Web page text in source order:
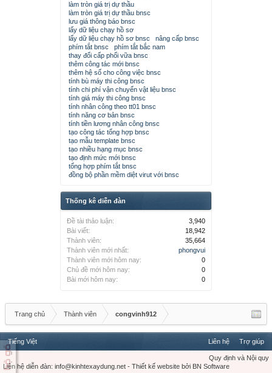
làm tròn giá trị dự thầu
làm tròn giá trị dự thầu bnsc
lưu giá thông báo bnsc
lấy dữ liệu chạy hồ sơ
lấy dữ liệu chạy hồ sơ bnsc
nâng cấp bnsc
phím tắt bnsc
phím tắt bắc nam
thay đổi cấp phối vữa bnsc
thêm công tác mới bnsc
thêm hệ số cho công việc bnsc
tính bù máy thi công bnsc
tính chi phí vận chuyển vật liệu bnsc
tính giá máy thi công bnsc
tính nhân công theo tt01 bnsc
tính năng cơ bản bnsc
tính tiền lương nhân công bnsc
tạo công tác tổng hợp bnsc
tạo mẫu template bnsc
tạo nhiều hạng mục bnsc
tạo định mức mới bnsc
tổng hợp phím tắt bnsc
đồng bộ phần mềm diệt virut với bnsc
Thống kê diễn đàn
Đề tài thảo luận:
3,940
Bài viết:
18,942
Thành viên:
35,664
Thành viên mới nhất:
phongvui
Thành viên mới hôm nay:
0
Chủ đề mới hôm nay:
0
Bài mới hôm nay:
0
Trang chủ Thành viên congvinh912
Tiếng Việt Liên hệ Trợ giúp
Quy định và Nội quy
Liên hệ diễn đàn: info@kinhtexaydung.net - Thiết kế website bởi BN Software